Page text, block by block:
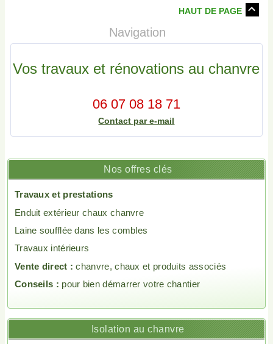
HAUT DE PAGE
Navigation
Vos travaux et rénovations au chanvre
06 07 08 18 71
Contact par e-mail
Nos offres clés
Travaux et prestations
Enduit extérieur chaux chanvre
Laine soufflée dans les combles
Travaux intérieurs
Vente direct : chanvre, chaux et produits associés
Conseils : pour bien démarrer votre chantier
Isolation au chanvre